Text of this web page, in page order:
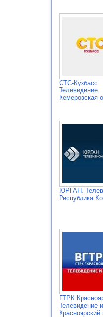
СТС-Кузбасс.
Телевидение.
Кемеровская
ЮРГАН.
Республика
ГТРК
Телевидение
Красноярский